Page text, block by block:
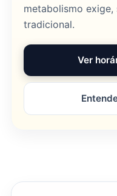
metabolismo
tradicional.
Ver